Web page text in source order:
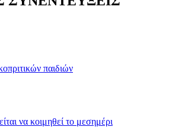
παιδιών
να κοιμηθεί το μεσημέρι